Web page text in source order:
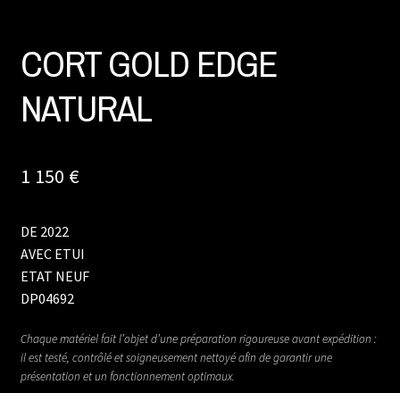
CORT GOLD EDGE
NATURAL
1 150 €
DE 2022
AVEC ETUI
ETAT NEUF
DP04692
Chaque matériel fait l’objet d’une préparation rigoureuse avant expédition :
il est testé, contrôlé et soigneusement nettoyé afin de garantir une
présentation et un fonctionnement optimaux.